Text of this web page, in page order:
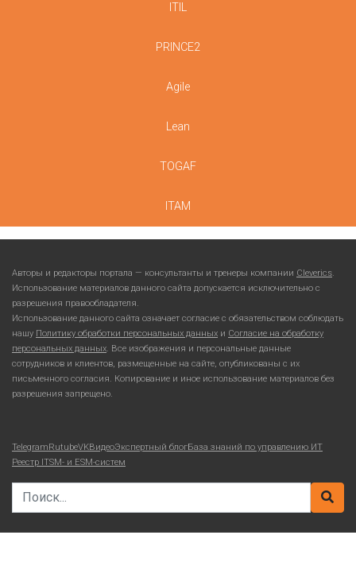
ITIL
PRINCE2
Agile
Lean
TOGAF
ITAM
Авторы и редакторы портала — консультанты и тренеры компании Cleverics.
Использование материалов данного сайта допускается исключительно с
разрешения правообладателя.
Использование данного сайта означает согласие с обязательством соблюдать
нашу Политику обработки персональных данных и Согласие на обработку
персональных данных. Все изображения и персональные данные
сотрудников и клиентов, размещенные на сайте, опубликованы с их
письменного согласия. Копирование и иное использование материалов без
разрешения запрещено.
TelegramRutubeVKВидеоЭкспертный блогБаза знаний по управлению ИТ
Реестр ITSM- и ESM-систем
Search for